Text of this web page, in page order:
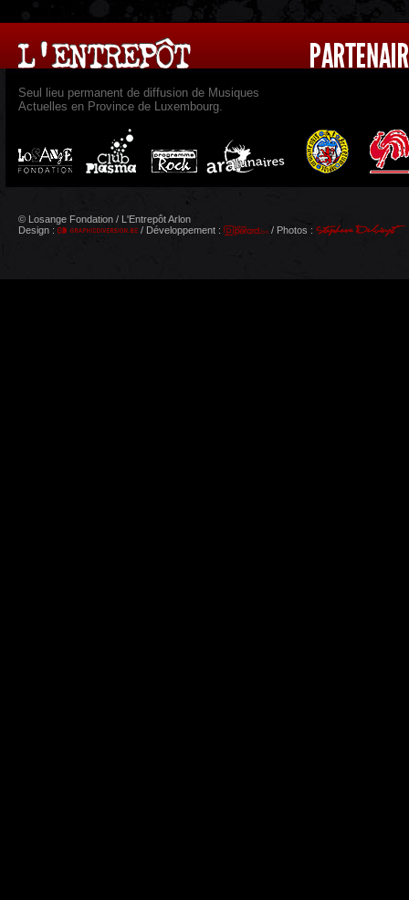
Seul lieu permanent de diffusion de Musiques
Actuelles en Province de Luxembourg.
© Losange Fondation / L'Entrepôt Arlon
Design :
/ Développement : / Photos :